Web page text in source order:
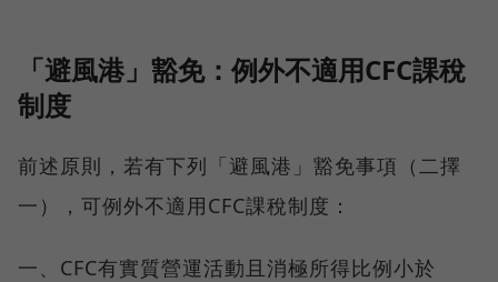
「避風港」豁免：例外不適用CFC課稅
制度
前述原則，若有下列「避風港」豁免事項（二擇
一），可例外不適用CFC課稅制度：
一、CFC有實質營運活動且消極所得比例小於